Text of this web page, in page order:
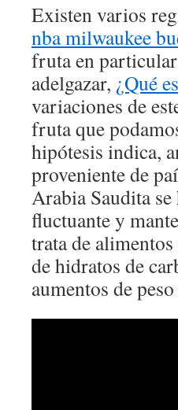
Existen varios
nba milwaukee
fruta en
adelgazar, ¿Qué
variaciones de
fruta que
hipótesis indica,
proveniente de
Arabia Saudita
fluctuante y
trata de
de hidratos de
aumentos de